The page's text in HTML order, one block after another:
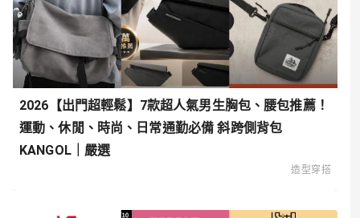
2026【出門超輕鬆】7款超人氣男生胸包、腰包推薦！
運動、休閒、時尚、日常通勤必備 斜跨側背包
KANGOL｜嚴選
造型穿搭